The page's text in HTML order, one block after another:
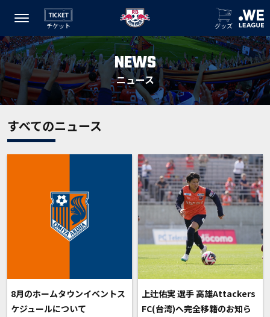
チケット グッズ
NEWS
ニュース
すべてのニュース
8月のホームタウンイベントス
ケジュールについて
上辻佑実 選手 高雄Attackers
FC(台湾)へ完全移籍のお知ら